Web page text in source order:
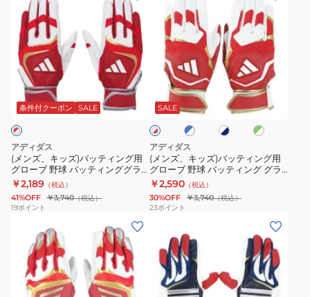
ズ、
キ
ッ
ズ)
ッ
テ
ィ
ン
グ
用
グ
条件付クーポン SALE
アディダス
(メンズ、キッズ)バッティング用
グローブ 野球 バッティンググラ
ブBASIC 両手用 LBG403-6411
￥2,189 （税込）
41%OFF ￥3,740（税込）
19ポイント
ズ、
ッ
テ
ィ
ン
グ
用
グ
ブ
SALE
ホ
ワ
イ
レ
ッ
ド
ブ
ル
ー
×
イ
ト
ホ
ワ
イ
イ
ビ
ー
ラ
イ
ム
×
ホ
ワ
イ
ト
アディダス
(メンズ、キッズ)バッティング用
グローブ 野球 バッティング グラ
ブ BASIC LBG404
￥2,590 （税込）
30%OFF ￥3,740（税込）
23ポイント
ズ)